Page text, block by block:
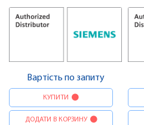
Вартість по запиту
КУПИТИ
ДОДАТИ В КОРЗИНУ